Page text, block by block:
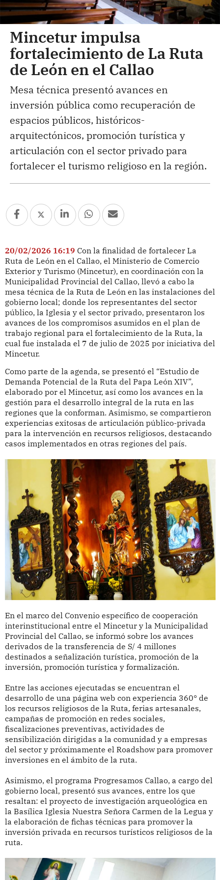
Mincetur impulsa
fortalecimiento de La Ruta
de León en el Callao
Mesa técnica presentó avances en
inversión pública como recuperación de
espacios públicos, históricos-
arquitectónicos, promoción turística y
articulación con el sector privado para
fortalecer el turismo religioso en la región.
20/02/2026 16:19 Con la finalidad de fortalecer La
Ruta de León en el Callao, el Ministerio de Comercio
Exterior y Turismo (Mincetur), en coordinación con la
Municipalidad Provincial del Callao, llevó a cabo la
mesa técnica de la Ruta de León en las instalaciones del
gobierno local; donde los representantes del sector
público, la Iglesia y el sector privado, presentaron los
avances de los compromisos asumidos en el plan de
trabajo regional para el fortalecimiento de la Ruta, la
cual fue instalada el 7 de julio de 2025 por iniciativa del
Mincetur.
Como parte de la agenda, se presentó el “Estudio de
Demanda Potencial de la Ruta del Papa León XIV”,
elaborado por el Mincetur, así como los avances en la
gestión para el desarrollo integral de la ruta en las
regiones que la conforman. Asimismo, se compartieron
experiencias exitosas de articulación público-privada
para la intervención en recursos religiosos, destacando
casos implementados en otras regiones del país.
En el marco del Convenio específico de cooperación
interinstitucional entre el Mincetur y la Municipalidad
Provincial del Callao, se informó sobre los avances
derivados de la transferencia de S/ 4 millones
destinados a señalización turística, promoción de la
inversión, promoción turística y formalización.
Entre las acciones ejecutadas se encuentran el
desarrollo de una página web con experiencia 360° de
los recursos religiosos de la Ruta, ferias artesanales,
campañas de promoción en redes sociales,
fiscalizaciones preventivas, actividades de
sensibilización dirigidas a la comunidad y a empresas
del sector y próximamente el Roadshow para promover
inversiones en el ámbito de la ruta.
Asimismo, el programa Progresamos Callao, a cargo del
gobierno local, presentó sus avances, entre los que
resaltan: el proyecto de investigación arqueológica en
la Basílica Iglesia Nuestra Señora Carmen de la Legua y
la elaboración de fichas técnicas para promover la
inversión privada en recursos turísticos religiosos de la
ruta.